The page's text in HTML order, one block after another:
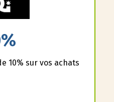
10% sur vos achats